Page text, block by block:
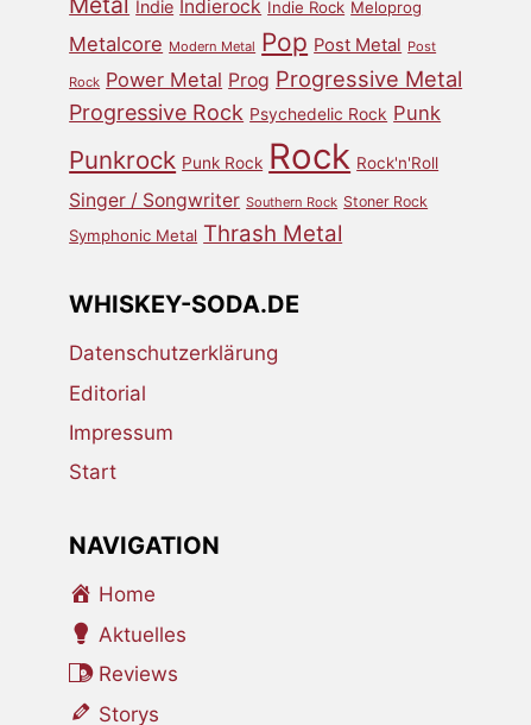
Indie Indierock Indie Rock Meloprog
Metalcore Modern Metal Pop Post Metal Post
Rock Power Metal Prog Progressive Metal
Progressive Rock Psychedelic Rock Punk
Punkrock Punk Rock Rock Rock'n'Roll
Singer / Songwriter Southern Rock Stoner Rock
Symphonic Metal Thrash Metal
WHISKEY-SODA.DE
Datenschutzerklärung
Editorial
Impressum
Start
NAVIGATION
Home
Aktuelles
Reviews
Storys